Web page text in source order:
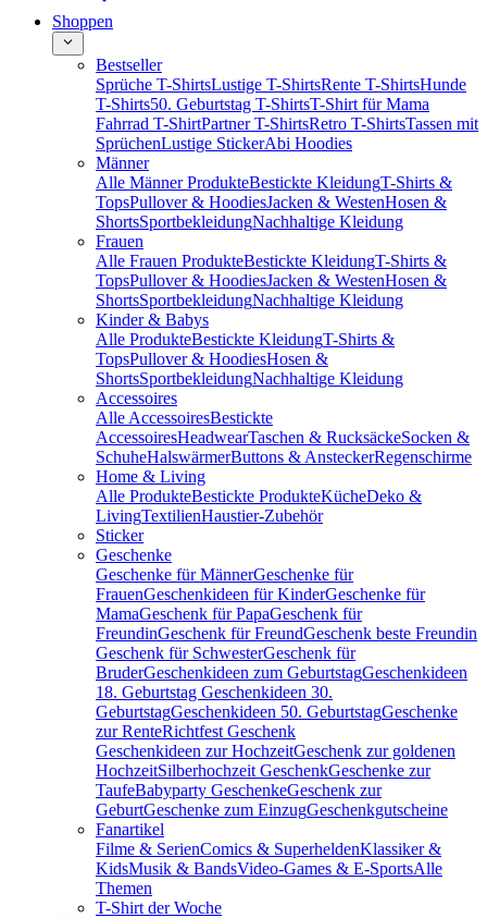
Shoppen
Bestseller
Sprüche T-ShirtsLustige T-ShirtsRente T-ShirtsHunde
T-Shirts50. Geburtstag T-ShirtsT-Shirt für Mama
Fahrrad T-ShirtPartner T-ShirtsRetro T-ShirtsTassen mit
SprüchenLustige StickerAbi Hoodies
Männer
Alle Männer ProdukteBestickte KleidungT-Shirts &
TopsPullover & HoodiesJacken & WestenHosen &
ShortsSportbekleidungNachhaltige Kleidung
Frauen
Alle Frauen ProdukteBestickte KleidungT-Shirts &
TopsPullover & HoodiesJacken & WestenHosen &
ShortsSportbekleidungNachhaltige Kleidung
Kinder & Babys
Alle ProdukteBestickte KleidungT-Shirts &
TopsPullover & HoodiesHosen &
ShortsSportbekleidungNachhaltige Kleidung
Accessoires
Alle AccessoiresBestickte
AccessoiresHeadwearTaschen & RucksäckeSocken &
SchuheHalswärmerButtons & AnsteckerRegenschirme
Home & Living
Alle ProdukteBestickte ProdukteKücheDeko &
LivingTextilienHaustier-Zubehör
Sticker
Geschenke
Geschenke für MännerGeschenke für
FrauenGeschenkideen für KinderGeschenke für
MamaGeschenk für PapaGeschenk für
FreundinGeschenk für FreundGeschenk beste Freundin
Geschenk für SchwesterGeschenk für
BruderGeschenkideen zum GeburtstagGeschenkideen
18. Geburtstag Geschenkideen 30.
GeburtstagGeschenkideen 50. GeburtstagGeschenke
zur RenteRichtfest Geschenk
Geschenkideen zur HochzeitGeschenk zur goldenen
HochzeitSilberhochzeit GeschenkGeschenke zur
TaufeBabyparty GeschenkeGeschenk zur
GeburtGeschenke zum EinzugGeschenkgutscheine
Fanartikel
Filme & SerienComics & SuperheldenKlassiker &
KidsMusik & BandsVideo-Games & E-SportsAlle
Themen
T-Shirt der Woche